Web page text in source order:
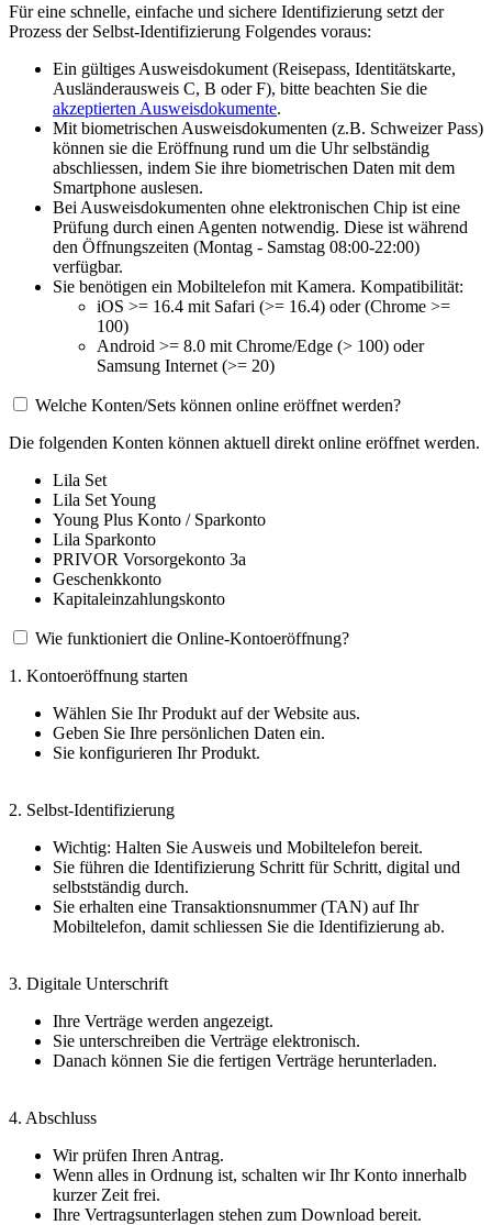
Für eine schnelle, einfache und sichere Identifizierung setzt der
Prozess der Selbst-Identifizierung Folgendes voraus:
Ein gültiges Ausweisdokument (Reisepass, Identitätskarte,
Ausländerausweis C, B oder F), bitte beachten Sie die
akzeptierten Ausweisdokumente.
Mit biometrischen Ausweisdokumenten (z.B. Schweizer Pass)
können sie die Eröffnung rund um die Uhr selbständig
abschliessen, indem Sie ihre biometrischen Daten mit dem
Smartphone auslesen.
Bei Ausweisdokumenten ohne elektronischen Chip ist eine
Prüfung durch einen Agenten notwendig. Diese ist während
den Öffnungszeiten (Montag - Samstag 08:00-22:00)
verfügbar.
Sie benötigen ein Mobiltelefon mit Kamera. Kompatibilität:
iOS >= 16.4 mit Safari (>= 16.4) oder (Chrome >=
100)
Android >= 8.0 mit Chrome/Edge (> 100) oder
Samsung Internet (>= 20)
Welche Konten/Sets können online eröffnet werden?
Die folgenden Konten können aktuell direkt online eröffnet werden.
Lila Set
Lila Set Young
Young Plus Konto / Sparkonto
Lila Sparkonto
PRIVOR Vorsorgekonto 3a
Geschenkkonto
Kapitaleinzahlungskonto
Wie funktioniert die Online-Kontoeröffnung?
1. Kontoeröffnung starten
Wählen Sie Ihr Produkt auf der Website aus.
Geben Sie Ihre persönlichen Daten ein.
Sie konfigurieren Ihr Produkt.
2. Selbst-Identifizierung
Wichtig: Halten Sie Ausweis und Mobiltelefon bereit.
Sie führen die Identifizierung Schritt für Schritt, digital und
selbstständig durch.
Sie erhalten eine Transaktionsnummer (TAN) auf Ihr
Mobiltelefon, damit schliessen Sie die Identifizierung ab.
3. Digitale Unterschrift
Ihre Verträge werden angezeigt.
Sie unterschreiben die Verträge elektronisch.
Danach können Sie die fertigen Verträge herunterladen.
4. Abschluss
Wir prüfen Ihren Antrag.
Wenn alles in Ordnung ist, schalten wir Ihr Konto innerhalb
kurzer Zeit frei.
Ihre Vertragsunterlagen stehen zum Download bereit.